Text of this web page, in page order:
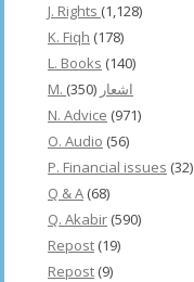
J. Rights (1,128)
K. Fiqh (178)
L. Books (140)
M. اشعار (350)
N. Advice (971)
O. Audio (56)
P. Financial issues (32)
Q & A (68)
Q. Akabir (590)
Repost (19)
Repost (9)